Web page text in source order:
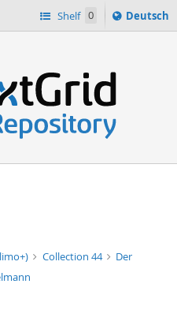
Shelf 0
Sprache
ï¿½ndern
Deutsch
Collection 44
Der